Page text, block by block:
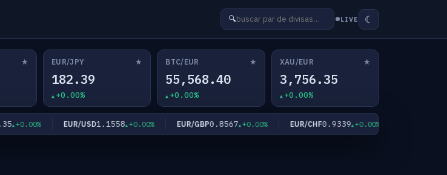
🔍 LIVE ☾
★ EUR/JPY ★
182.39
+0.00%
BTC/EUR ★
55,568.40
+0.00%
XAU/EUR ★
3,756.35
+0.00%
+0.00% EUR/USD1.1558 +0.00% EUR/GBP0.8567 +0.00% EUR/CHF0.9339 +0.00%